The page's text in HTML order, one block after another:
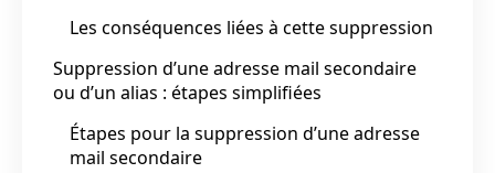
Les conséquences liées à cette suppression
Suppression d’une adresse mail secondaire
ou d’un alias : étapes simplifiées
Étapes pour la suppression d’une adresse
mail secondaire